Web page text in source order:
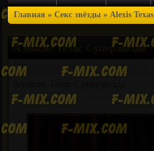
Главная » Секс звёзды » Alexis Texas
Алексис Техас Суперзвезда
Просмотров: 514| Комментарии: 0